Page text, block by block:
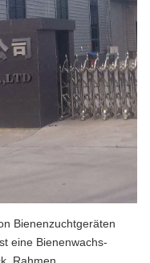
Bienenzuchtgeräten
eine Bienenwachs-